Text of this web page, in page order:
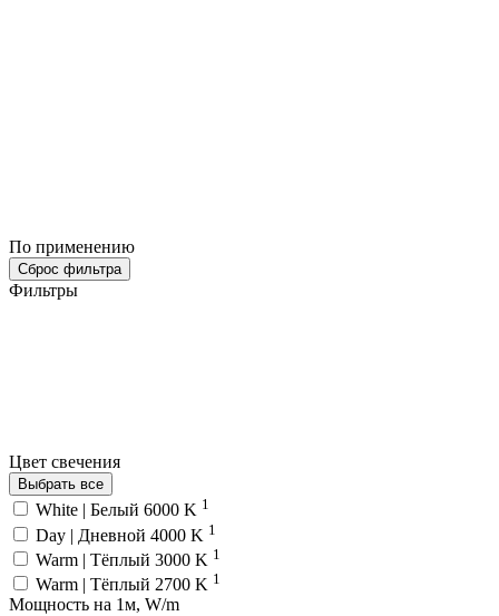
По применению
Сброс фильтра
Фильтры
Цвет свечения
Выбрать все
White | Белый 6000 K 1
Day | Дневной 4000 K 1
Warm | Тёплый 3000 K 1
Warm | Тёплый 2700 K 1
Мощность на 1м, W/m